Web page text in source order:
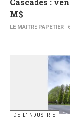
Cascades :
M$
LE MAITRE PAPETIER
DE L’INDUSTRIE